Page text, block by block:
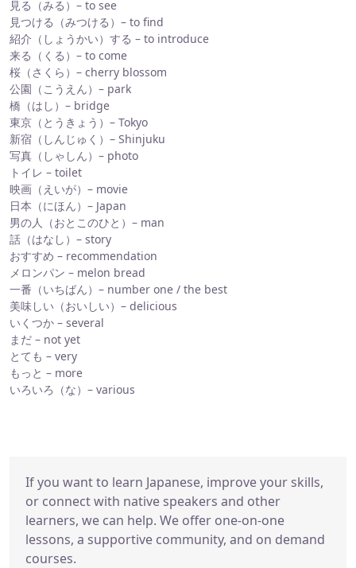
見る（みる）– to see
見つける（みつける）– to find
紹介（しょうかい）する – to introduce
来る（くる）– to come
桜（さくら）– cherry blossom
公園（こうえん）– park
橋（はし）– bridge
東京（とうきょう）– Tokyo
新宿（しんじゅく）– Shinjuku
写真（しゃしん）– photo
トイレ – toilet
映画（えいが）– movie
日本（にほん）– Japan
男の人（おとこのひと）– man
話（はなし）– story
おすすめ – recommendation
メロンパン – melon bread
一番（いちばん）– number one / the best
美味しい（おいしい）– delicious
いくつか – several
まだ – not yet
とても – very
もっと – more
いろいろ（な）– various
If you want to learn Japanese, improve your skills,
or connect with native speakers and other
learners, we can help. We offer one-on-one
lessons, a supportive community, and on demand
courses.